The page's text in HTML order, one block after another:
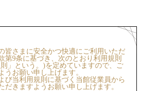
皆さまに安全かつ快適にご利用いただ
第9条に基づき、次のとおり利用規則
」という。)を定めていますので、ご
うお願い申し上げます。
び当利用規則に基づく当館従業員から
だきますようお願い申し上げます。